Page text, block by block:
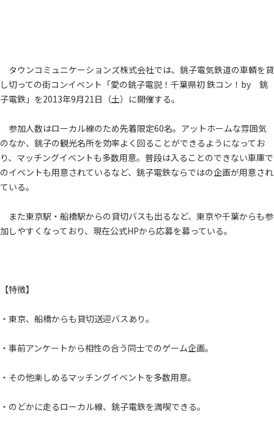
タウンコミュニケーションズ株式会社では、銚子電気鉄道の車輌を貸
し切っての街コンイベント「愛の銚子電説！千葉県初 鉄コン！by 銚
子電鉄」を2013年9月21日（土）に開催する。
参加人数はローカル線のため先着限定60名。アットホームな雰囲気
のなか、銚子の観光名所を効率よく回ることができるようになってお
り、マッチングイベントも多数用意。普段は入ることのできない車庫で
のイベントも用意されているなど、銚子電鉄ならではの企画が用意され
ている。
また東京駅・船橋駅からの貸切バスも出るなど、東京や千葉からも参
加しやすくなっており、現在公式HPから応募を募っている。
【特徴】
・東京、船橋からも貸切送迎バスあり。
・事前アンケートから相性の合う同士でのゲーム企画。
・その他楽しめるマッチングイベントを多数用意。
・のどかに走るローカル線、銚子電鉄を満喫できる。